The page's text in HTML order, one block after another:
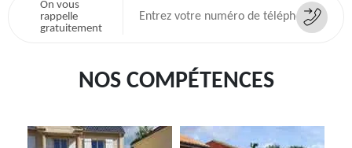
On vous
rappelle
gratuitement
NOS COMPÉTENCES